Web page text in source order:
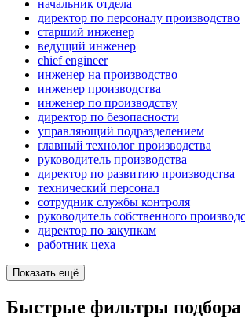
начальник отдела
директор по персоналу производство
старший инженер
ведущий инженер
chief engineer
инженер на производство
инженер производства
инженер по производству
директор по безопасности
управляющий подразделением
главный технолог производства
руководитель производства
директор по развитию производства
технический персонал
сотрудник службы контроля
руководитель собственного
директор по закупкам
работник цеха
Показать ещё
Быстрые фильтры подбора